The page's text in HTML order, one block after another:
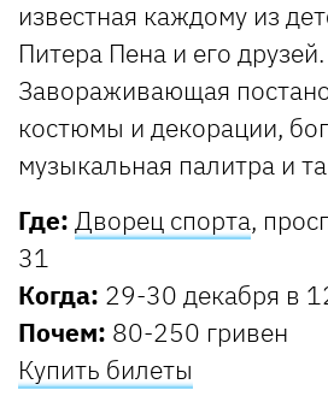
известная каждому из
Питера Пена и его друзей.
Завораживающая
костюмы и декорации,
музыкальная палитра и
Где: Дворец спорта,
31
Когда: 29-30 декабря в
Почем: 80-250 гривен
Купить билеты